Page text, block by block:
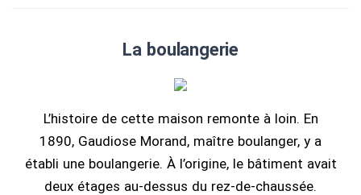
La boulangerie
L’histoire de cette maison remonte à loin. En
1890, Gaudiose Morand, maître boulanger, y a
établi une boulangerie. À l’origine, le bâtiment avait
deux étages au-dessus du rez-de-chaussée.